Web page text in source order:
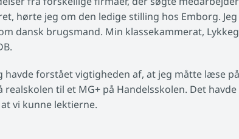
hørte jeg om den ledige stilling hos Emborg.
dansk brugsmand. Min klassekammerat,
havde forstået vigtigheden af, at jeg måtte læse
til et MG+ på Handelsskolen. Det
vi kunne lektierne.